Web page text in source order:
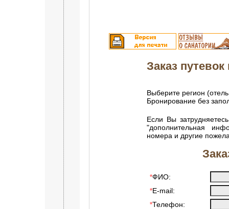
Заказ путевок
Выберите регион
Бронирование без
Если Вы
"дополнительная
номера и другие
*ФИО:
*E-mail:
*Телефон: